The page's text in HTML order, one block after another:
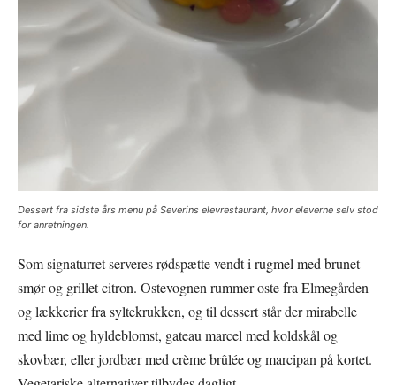
Dessert fra sidste års menu på Severins elevrestaurant, hvor eleverne selv stod
for anretningen.
Som signaturret serveres rødspætte vendt i rugmel med brunet
smør og grillet citron. Ostevognen rummer oste fra Elmegården
og lækkerier fra syltekrukken, og til dessert står der mirabelle
med lime og hyldeblomst, gateau marcel med koldskål og
skovbær, eller jordbær med crème brûlée og marcipan på kortet.